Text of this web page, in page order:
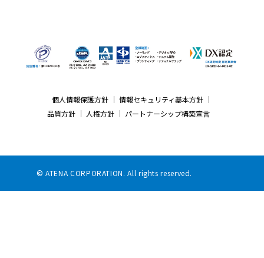
個人情報保護方針 ｜ 情報セキュリティ基本方針 ｜
品質方針 ｜ 人権方針 ｜ パートナーシップ構築宣言
© ATENA CORPORATION. All rights reserved.